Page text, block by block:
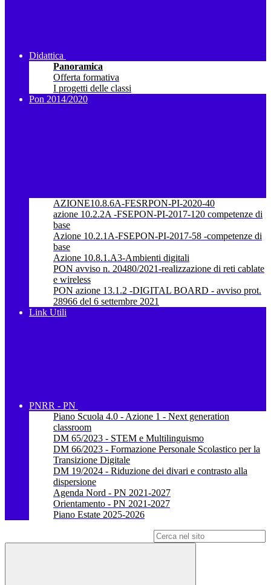
Didattica
Panoramica
Offerta formativa
I progetti delle classi
Pon 2014/2020
AZIONE10.8.6A-FESRPON-PI-2020-40
azione 10.2.2A -FSEPON-PI-2017-120 competenze di
base
Azione 10.2.1A-FSEPON-PI-2017-58 -competenze di
base
Azione 10.8.1.A3-Ambienti digitali
PON avviso n. 20480/2021-realizzazione di reti cablate
e wireless
PON azione 13.1.2 -DIGITAL BOARD - avviso prot.
28966 del 6 settembre 2021
Link Utili
PNRR - PN
Piano Scuola 4.0 - Azione 1 - Next generation
classroom
DM 65/2023 - STEM e Multilinguismo
DM 66/2023 - Formazione Personale Scolastico per la
Transizione Digitale
DM 19/2024 - Riduzione dei divari e contrasto alla
dispersione
Agenda Nord - PN 2021-2027
Orientamento - PN 2021-2027
Piano Estate 2025-2026